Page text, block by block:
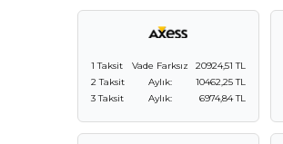
1 Taksit Vade Farksız
20924,51 TL
2 Taksit
Aylık:
10462,25 TL
3 Taksit
Aylık: 6974,84 TL